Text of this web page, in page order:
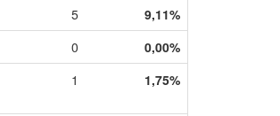
5
9,11%
0
0,00%
1 1,75%